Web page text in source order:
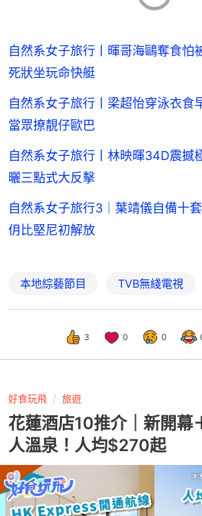
自然系女子旅行丨暉哥海鷗奪食
死狀坐玩命快艇
自然系女子旅行丨梁超怡穿泳衣
當眾撩靚仔歐巴
自然系女子旅行丨林映暉34D震
曬三點式大反擊
自然系女子旅行3｜葉靖儀自備十
仴比堅尼初解放
本地綜藝節目 TVB無綫電視
3 0 0
好食玩飛 旅遊
花蓮酒店10推介｜新開幕
人溫泉！人均$270起